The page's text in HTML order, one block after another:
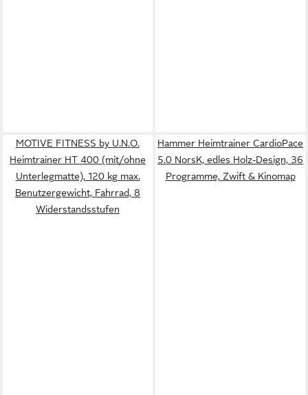
MOTIVE FITNESS by U.N.O.
Heimtrainer HT 400 (mit/ohne
Unterlegmatte), 120 kg max.
Benutzergewicht, Fahrrad, 8
Widerstandsstufen
Hammer Heimtrainer CardioPace
5.0 NorsK, edles Holz-Design, 36
Programme, Zwift & Kinomap